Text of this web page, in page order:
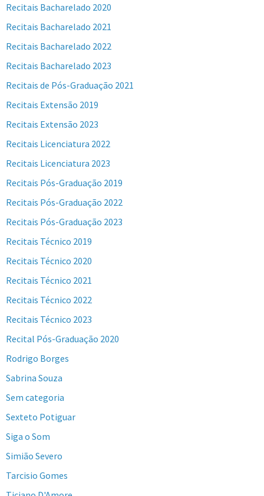
Recitais Bacharelado 2020
Recitais Bacharelado 2021
Recitais Bacharelado 2022
Recitais Bacharelado 2023
Recitais de Pós-Graduação 2021
Recitais Extensão 2019
Recitais Extensão 2023
Recitais Licenciatura 2022
Recitais Licenciatura 2023
Recitais Pós-Graduação 2019
Recitais Pós-Graduação 2022
Recitais Pós-Graduação 2023
Recitais Técnico 2019
Recitais Técnico 2020
Recitais Técnico 2021
Recitais Técnico 2022
Recitais Técnico 2023
Recital Pós-Graduação 2020
Rodrigo Borges
Sabrina Souza
Sem categoria
Sexteto Potiguar
Siga o Som
Simião Severo
Tarcisio Gomes